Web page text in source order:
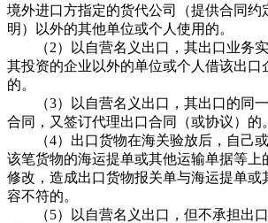
境外进口方指定的货代公司（提供合同约
明）以外的其他单位或个人使用的。
（2）以自营名义出口，其出口业务实
其投资的企业以外的单位或个人借该出口
的。
（3）以自营名义出口，其出口的同一
合同，又签订代理出口合同（或协议）的。
（4）出口货物在海关验放后，自己或
该笔货物的海运提单或其他运输单据等上
修改，造成出口货物报关单与海运提单或
容不符的。
（5）以自营名义出口，但不承担出口